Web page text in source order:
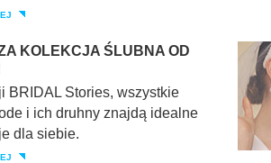
KOLEKCJA ŚLUBNA OD
BRIDAL Stories, wszystkie
i ich druhny znajdą idealne
dla siebie.